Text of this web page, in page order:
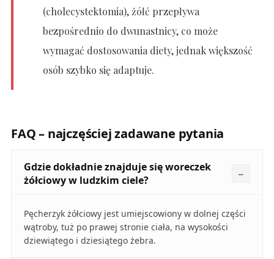
(cholecystektomia), żółć przepływa
bezpośrednio do dwunastnicy, co może
wymagać dostosowania diety, jednak większość
osób szybko się adaptuje.
FAQ – najczęściej zadawane pytania
Gdzie dokładnie znajduje się woreczek
żółciowy w ludzkim ciele?
Pęcherzyk żółciowy jest umiejscowiony w dolnej części
wątroby, tuż po prawej stronie ciała, na wysokości
dziewiątego i dziesiątego żebra.